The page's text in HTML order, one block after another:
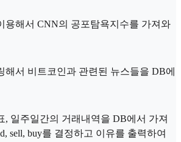
용해서 CNN의 공포탐욕지수를 가져와
해서 비트코인과 관련된 뉴스들을 DB에
, 일주일간의 거래내역을 DB에서 가져
sell, buy를 결정하고 이유를 출력하여